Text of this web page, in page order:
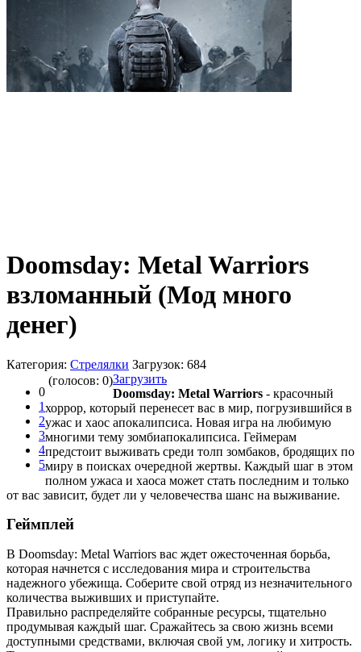
Doomsday: Metal Warriors
взломанный (Мод много
денег)
Категория: Стрелялки Загрузок: 684
0
1
2
3
4
5
(голосов: 0)Загрузить
Doomsday: Metal Warriors - красочный
хоррор, который перенесет вас в мир, погрузившийся в
ужас и хаос апокалипсиса. Новая игра на любимую
многими тему зомбиапокалипсиса. Геймерам
предстоит выживать среди толп зомбаков, бродящих по
миру в поисках очередной жертвы. Каждый шаг в этом
полном ужаса и хаоса может стать последним и только
от вас зависит, будет ли у человечества шанс на выживание.
Геймплей
В Doomsday: Metal Warriors вас ждет ожесточенная борьба,
которая начнется с исследования мира и строительства
надежного убежища. Соберите свой отряд из незначительного
количества выживших и приступайте.
Правильно распределяйте собранные ресурсы, тщательно
продумывая каждый шаг. Сражайтесь за свою жизнь всеми
доступными средствами, включая свой ум, логику и хитрость.